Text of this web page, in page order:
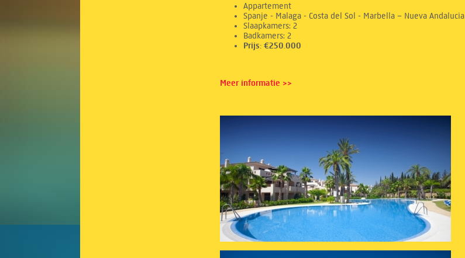
Appartement
Spanje - Malaga - Costa del Sol - Marbella – Nueva Andalucia
Slaapkamers: 2
Badkamers: 2
Prijs: €250.000
Meer informatie >>